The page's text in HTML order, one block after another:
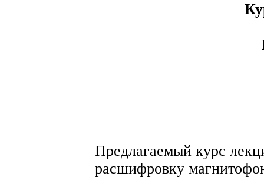
Предлагаемый курс
расшифровку